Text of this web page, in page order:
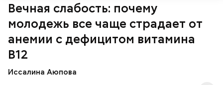
Вечная слабость: почему
молодежь все чаще страдает от
анемии с дефицитом витамина
B12
Иссалина Аюпова